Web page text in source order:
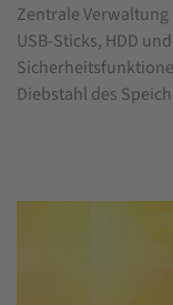
Zentrale
USB-Sticks, HDD
Diebstahl des